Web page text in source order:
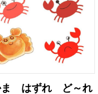
ま はずれ ど～れ